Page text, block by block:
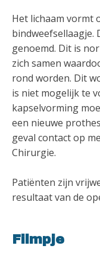
Het lichaam vormt
bindweefsellaagje.
genoemd. Dit is
zich samen
rond worden. Dit
is niet mogelijk te
kapselvorming
een nieuwe
geval contact op
Chirurgie.
Patiënten zijn
resultaat van de
Filmpje